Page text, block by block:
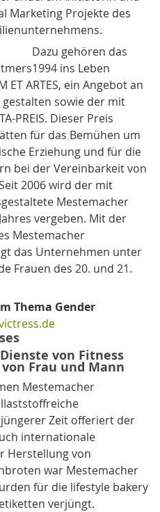
Marketing Projekte des
Dazu gehören das
1994 ins Leben
ET ARTES, ein Angebot an
sowie der mit
PREIS. Dieser Preis
für das Bemühen um
Erziehung und für die
bei der Vereinbarkeit von
2006 wird der mit
Mestemacher
vergeben. Mit der
Mestemacher
das Unternehmen unter
Frauen des 20. und 21.
Thema Gender
von Fitness
Frau und Mann
Mestemacher
Zeit offeriert der
internationale
Herstellung von
en war Mestemacher
für die lifestyle bakery
verjüngt.